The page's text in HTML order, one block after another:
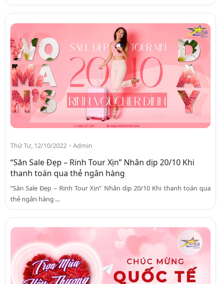
Thứ Tư, 12/10/2022 - Admin
“Săn Sale Đẹp – Rinh Tour Xịn” Nhân dịp 20/10 Khi
thanh toán qua thẻ ngân hàng
“Săn Sale Đẹp – Rinh Tour Xịn” Nhân dịp 20/10 Khi thanh toán qua
thẻ ngân hàng ...